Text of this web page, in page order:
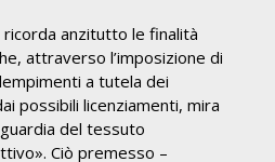
anzitutto le finalità
attraverso l’imposizione di
a tutela dei
possibili licenziamenti, mira
del tessuto
Ciò premesso –